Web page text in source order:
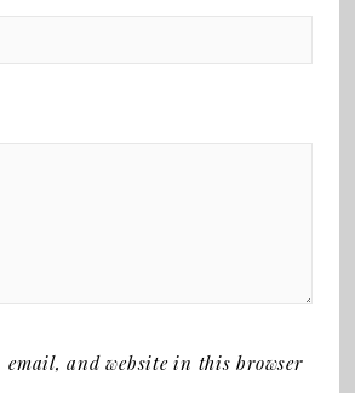
email, and website in this browser